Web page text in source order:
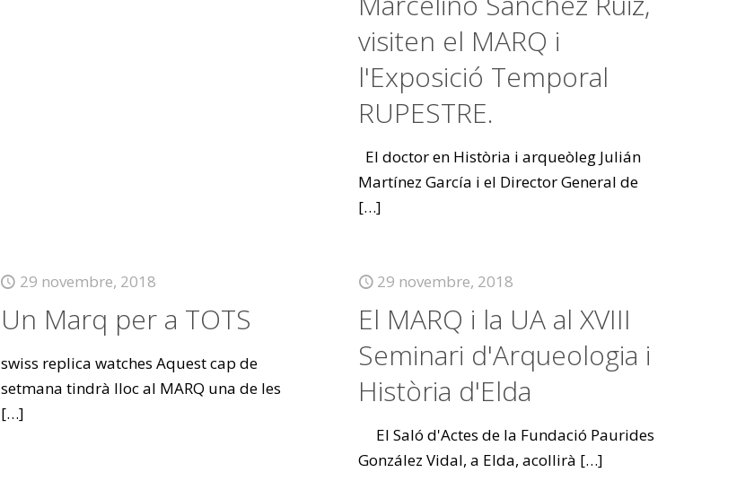
visiten el MARQ i
l'Exposició Temporal
RUPESTRE.
El doctor en Història i arqueòleg Julián
Martínez García i el Director General de
[…]
29 novembre, 2018
Un Marq per a TOTS
swiss replica watches Aquest cap de
setmana tindrà lloc al MARQ una de les
[…]
29 novembre, 2018
El MARQ i la UA al XVIII
Seminari d'Arqueologia i
Història d'Elda
El Saló d'Actes de la Fundació Paurides
González Vidal, a Elda, acollirà […]